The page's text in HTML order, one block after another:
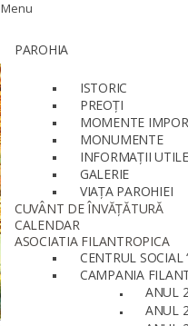
Menu
PAROHIA
ISTORIC
PREOȚI
MOMENTE
MONUMENTE
INFORMAȚII UTILE
GALERIE
VIAȚA PAROHIEI
CUVÂNT DE ÎNVĂȚĂTURĂ
CALENDAR
ASOCIATIA FILANTROPICA
CENTRUL SOCIAL
CAMPANIA
ANUL
ANUL